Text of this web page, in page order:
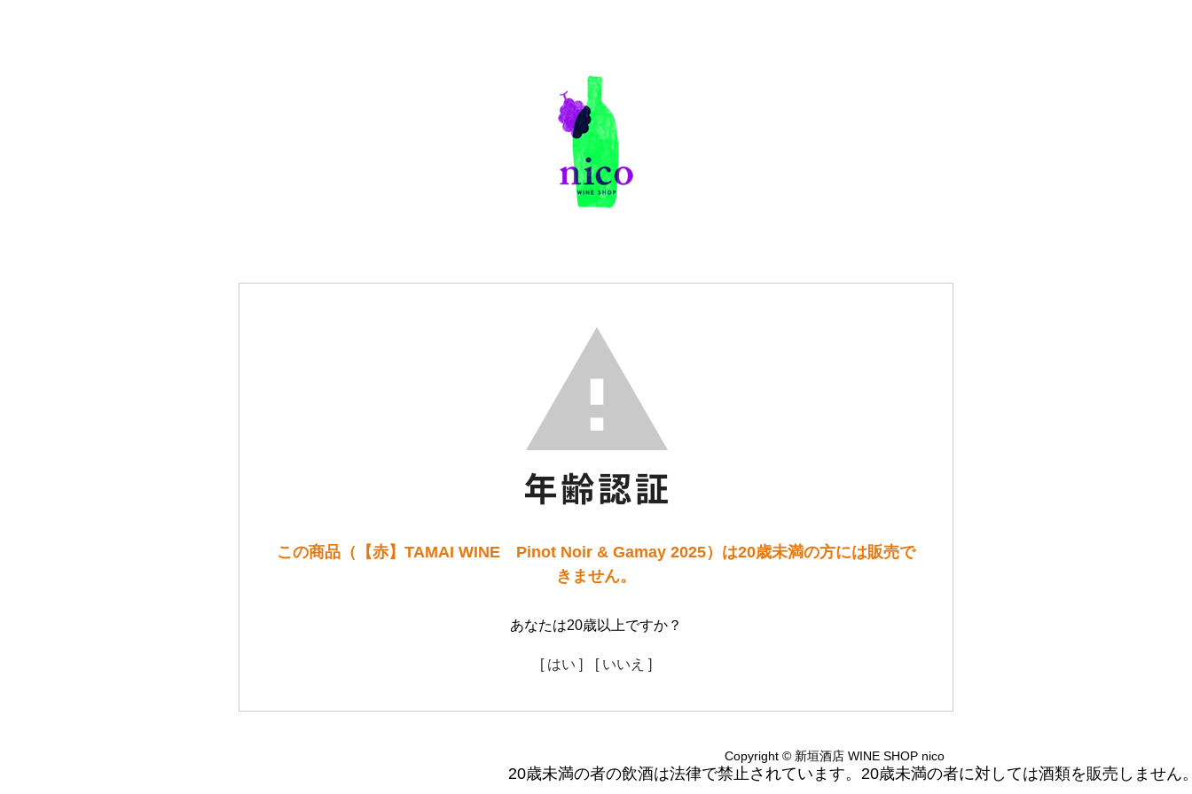
この商品（【赤】TAMAI WINE Pinot Noir & Gamay 2025）は20歳未満の方には販売で
きません。
あなたは20歳以上ですか？
[ はい ] [ いいえ ]
Copyright © 新垣酒店 WINE SHOP nico
20歳未満の者の飲酒は法律で禁止されています。20歳未満の者に対しては酒類を販売しません